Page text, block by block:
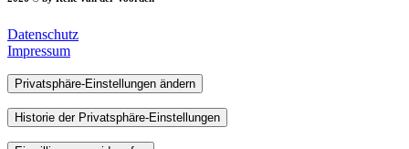
Datenschutz
Impressum
Privatsphäre-Einstellungen ändern
Historie der Privatsphäre-Einstellungen